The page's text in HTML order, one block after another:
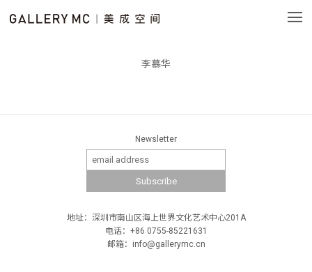
李慕华
Newsletter
地址：深圳市南山区海上世界文化艺术中心201A
电话：+86 0755-85221631
邮箱：info@gallerymc.cn